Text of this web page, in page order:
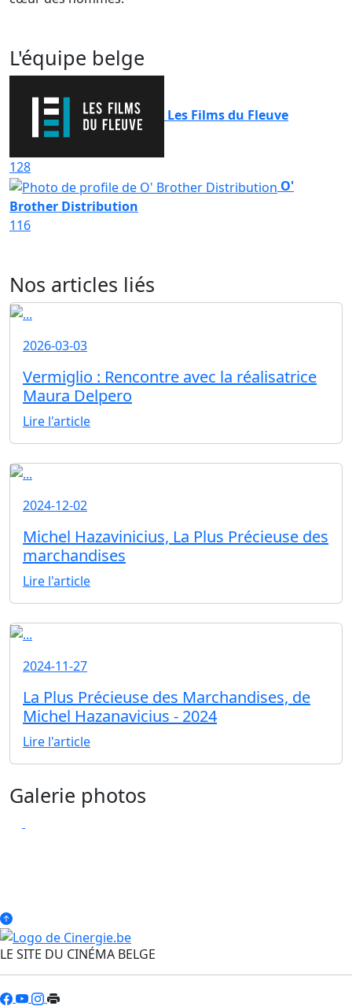
L'équipe belge
Les Films du Fleuve
128
O'
Brother Distribution
116
Nos articles liés
2026-03-03
Vermiglio : Rencontre avec la réalisatrice
Maura Delpero
Lire l'article
2024-12-02
Michel Hazavinicius, La Plus Précieuse des
marchandises
Lire l'article
2024-11-27
La Plus Précieuse des Marchandises, de
Michel Hazanavicius - 2024
Lire l'article
Galerie photos
LE SITE DU CINÉMA BELGE